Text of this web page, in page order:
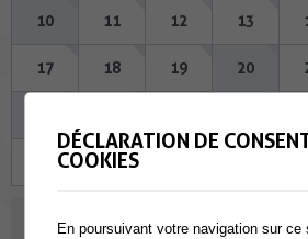
10 11 12 13
17 18 19 20
01
SEPTEMBRE
DÉCLARATION DE
COOKIES
En poursuivant votre navigation sur